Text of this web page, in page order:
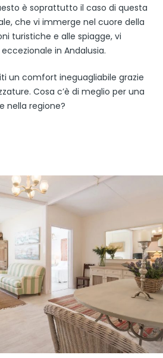
è soprattutto il caso di questa
che vi immerge nel cuore della
turistiche e alle spiagge, vi
in Andalusia.
un comfort ineguagliabile grazie
Cosa c’è di meglio per una
nella regione?